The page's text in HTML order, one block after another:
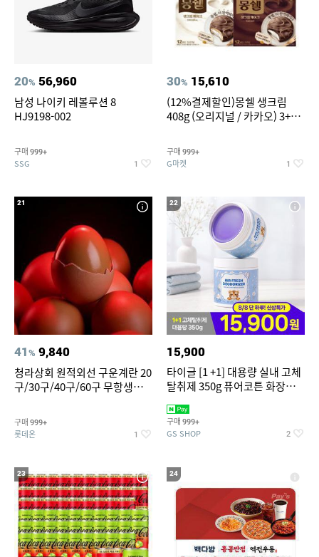
20% 56,960
남성 나이키 레볼루션 8
HJ9198-002
구매 999+
SSG 1
30% 15,610
(12%결제할인)몽쉘 생크림
408g (오리지널 / 카카오) 3+1
구매 999+
G마켓 1
21
41% 9,840
청라상회 원적외선 구운계란 20
구/30구/40구/60구 무항생제
구매 999+
롯데온 1
22
15,900
타이글 [1 +1] 대용량 실내 고체
탈취제 350g 퓨어코튼 화장실
구매 999+
GS SHOP 2
23 24